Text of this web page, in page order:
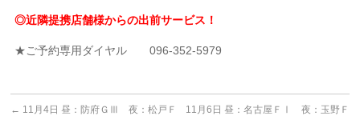
◎近隣提携店舗様からの出前サービス！
★ご予約専用ダイヤル 096-352-5979
← 11月4日 昼：防府ＧⅢ 夜：松戸Ｆ
11月6日 昼：名古屋ＦⅠ 夜：玉野Ｆ